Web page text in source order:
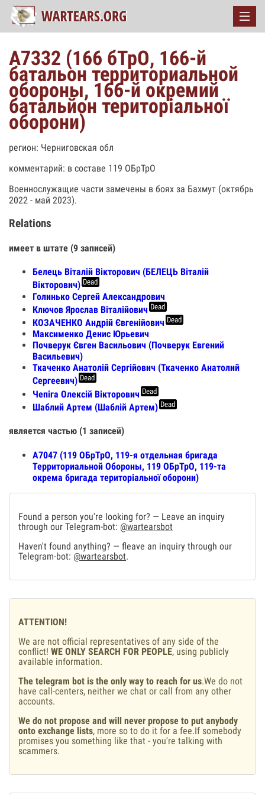
А7332 (166 бТрО, 166-й
батальон территориальной
обороны, 166-й окремий
батальйон територіальної
оборони)
регион: Черниговская обл
комментарий: в составе 119 ОБрТрО
Военнослужащие части замечены в боях за Бахмут (октябрь
2022 - май 2023).
Relations
имеет в штате (9 записей)
Белець Віталій Вікторович (БЕЛЕЦЬ Віталій
Вікторович) Dead
Голинько Сергей Александрович
Ключов Ярослав Віталійович Dead
КОЗАЧЕНКО Андрій Євгенійович Dead
Максименко Денис Юрьевич
Почверук Євген Васильович (Почверук Евгений
Васильевич)
Ткаченко Анатолій Сергійович (Ткаченко Анатолий
Сергеевич) Dead
Чепіга Олексій Вікторович Dead
Шаблий Артем (Шаблiй Артем) Dead
является частью (1 записей)
А7047 (119 ОБрТрО, 119-я отдельная бригада
Территориальной Обороны, 119 ОБрТрО, 119-та
окрема бригада територіальної оборони)
Found a person you're looking for? — Leave an inquiry
through our Telegram-bot: @wartearsbot
Haven't found anything? — fleave an inquiry through our
Telegram-bot: @wartearsbot.
ATTENTION!
We are not official representatives of any side of the
conflict! WE ONLY SEARCH FOR PEOPLE, using publicly
available information.
The telegram bot is the only way to reach for us.We do not
have call-centers, neither we chat or call from any other
accounts.
We do not propose and will never propose to put anybody
onto exchange lists, more so to do it for a fee.If somebody
promises you something like that - you're talking with
scammers.